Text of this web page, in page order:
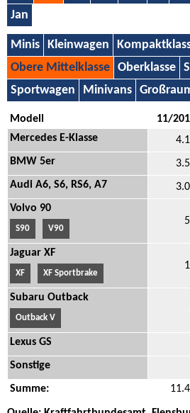
Jan
Minis Kleinwagen
Obere Mittelklasse
Oberklasse
Sportwagen
Minivans
Modell 11/
Mercedes E-Klasse
BMW 5er
Audi A6, S6, RS6, A7
Volvo 90
S90 V90
Jaguar XF
XF XF Sportbrake
Subaru Outback
Outback V
Lexus GS
Sonstige
Summe: